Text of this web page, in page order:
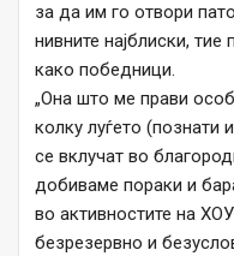
за да им го отвори
нивните најблиски,
како победници.
„Она што ме прави
колку луѓето (познати
се вклучат во
добиваме пораки и
во активностите на
безрезервно и